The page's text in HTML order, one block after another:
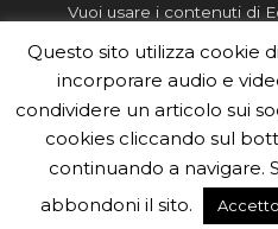
Vuoi usare i contenuti di
Informativa sulla Privacy
Informatva sui Cookie
Per la rubrica de
inviarci le tue foto o i tuoi
redazione.edu
il form
Questo sito utilizza cookie
incorporare audio e
condividere un articolo sui
cookies cliccando sul
continuando a navigare.
abbondoni il sito.
Accetto